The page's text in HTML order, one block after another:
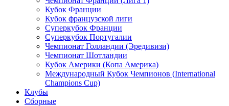
Кубок Франции
Кубок французской лиги
Суперкубок Франции
Суперкубок Португалии
Чемпионат Голландии (Эредивизи)
Чемпионат Шотландии
Кубок Америки (Копа Америка)
Международный Кубок Чемпионов (International
Champions Cup)
Клубы
Сборные